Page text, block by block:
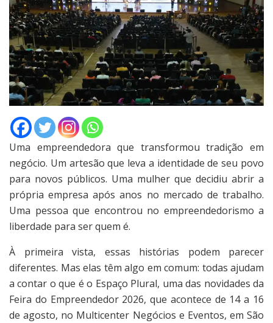
Uma empreendedora que transformou tradição em
negócio. Um artesão que leva a identidade de seu povo
para novos públicos. Uma mulher que decidiu abrir a
própria empresa após anos no mercado de trabalho.
Uma pessoa que encontrou no empreendedorismo a
liberdade para ser quem é.
À primeira vista, essas histórias podem parecer
diferentes. Mas elas têm algo em comum: todas ajudam
a contar o que é o Espaço Plural, uma das novidades da
Feira do Empreendedor 2026, que acontece de 14 a 16
de agosto, no Multicenter Negócios e Eventos, em São